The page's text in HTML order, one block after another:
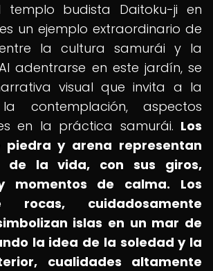
templo budista Daitoku-ji en
un ejemplo extraordinario de
la cultura samurái y la
adentrarse en este jardín, se
visual que invita a la
contemplación, aspectos
en la práctica samurái. Los
piedra y arena representan
de la vida, con sus giros,
momentos de calma.
Los
cuidadosamente
islas en un mar de
la idea de la soledad y la
cualidades altamente